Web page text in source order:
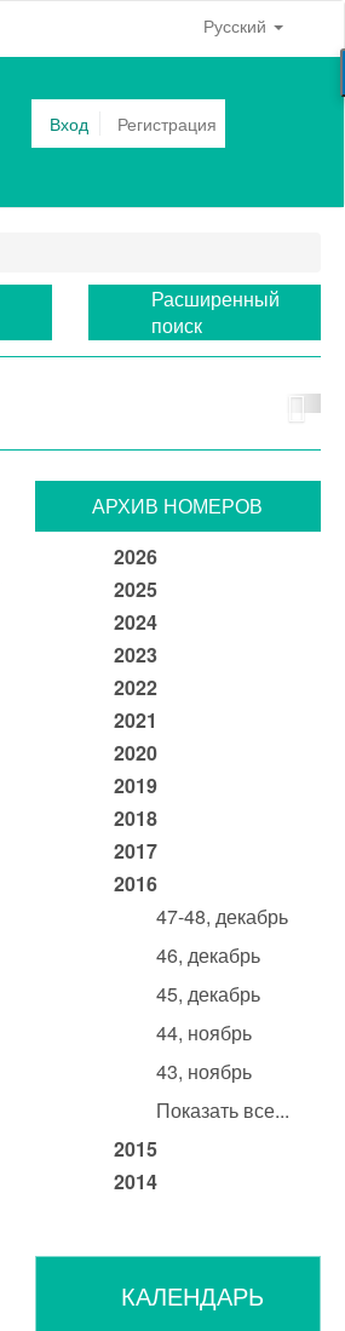
Русский
Вход Регистрация
Расширенный
поиск
АРХИВ НОМЕРОВ
2026
2025
2024
2023
2022
2021
2020
2019
2018
2017
2016
47-48, декабрь
46, декабрь
45, декабрь
44, ноябрь
43, ноябрь
Показать все...
2015
2014
КАЛЕНДАРЬ